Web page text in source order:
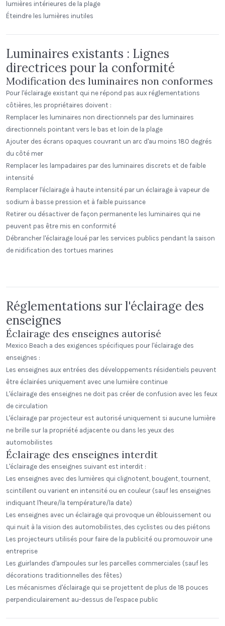
lumières intérieures de la plage
Éteindre les lumières inutiles
Luminaires existants : Lignes
directrices pour la conformité
Modification des luminaires non conformes
Pour l'éclairage existant qui ne répond pas aux réglementations
côtières, les propriétaires doivent :
Remplacer les luminaires non directionnels par des luminaires
directionnels pointant vers le bas et loin de la plage
Ajouter des écrans opaques couvrant un arc d'au moins 180 degrés
du côté mer
Remplacer les lampadaires par des luminaires discrets et de faible
intensité
Remplacer l'éclairage à haute intensité par un éclairage à vapeur de
sodium à basse pression et à faible puissance
Retirer ou désactiver de façon permanente les luminaires qui ne
peuvent pas être mis en conformité
Débrancher l'éclairage loué par les services publics pendant la saison
de nidification des tortues marines
Stonegait Winery
Réglementations sur l'éclairage des
enseignes
Éclairage des enseignes autorisé
Mexico Beach a des exigences spécifiques pour l'éclairage des
enseignes :
Les enseignes aux entrées des développements résidentiels peuvent
être éclairées uniquement avec une lumière continue
L'éclairage des enseignes ne doit pas créer de confusion avec les feux
de circulation
L'éclairage par projecteur est autorisé uniquement si aucune lumière
ne brille sur la propriété adjacente ou dans les yeux des
automobilistes
Éclairage des enseignes interdit
L'éclairage des enseignes suivant est interdit :
Les enseignes avec des lumières qui clignotent, bougent, tournent,
scintillent ou varient en intensité ou en couleur (sauf les enseignes
indiquant l'heure/la température/la date)
Les enseignes avec un éclairage qui provoque un éblouissement ou
qui nuit à la vision des automobilistes, des cyclistes ou des piétons
Les projecteurs utilisés pour faire de la publicité ou promouvoir une
entreprise
Les guirlandes d'ampoules sur les parcelles commerciales (sauf les
décorations traditionnelles des fêtes)
Les mécanismes d'éclairage qui se projettent de plus de 18 pouces
perpendiculairement au-dessus de l'espace public